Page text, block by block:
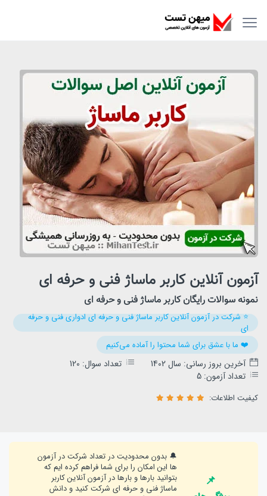
آزمون آنلاین کاربر ماساژ فنی و حرفه ای
نمونه سوالات رایگان کاربر ماساژ فنی و حرفه ای
⭐️ شرکت در آزمون آنلاین کاربر ماساژ فنی و حرفه ای ادواری فنی و حرفه
ای
❤️ ما با عشق برای شما محتوا را آماده می‌کنیم
آخرین بروز رسانی: سال 1402
تعداد سوال: 120
تعداد آزمون: 5
کیفیت اطلاعات:
📌
🔔 بدون محدودیت در تعداد شرکت در آزمون
ها این امکان را برای شما فراهم کرده ایم که
بتوانید بارها و بارها در آزمون آنلاین کاربر
ماساژ فنی و حرفه ای شرکت کنید و دانش